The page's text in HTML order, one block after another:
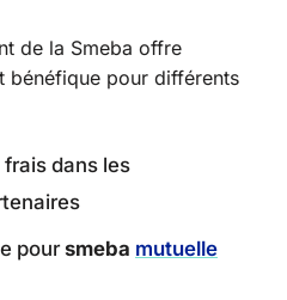
de la Smeba offre
bénéfique pour différents
dans les
poursmeba mutuelle